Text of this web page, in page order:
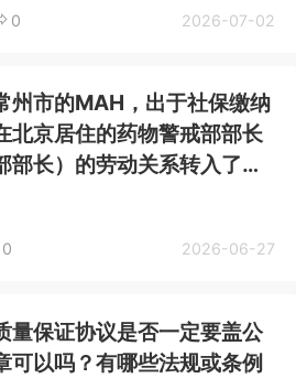
0 2026-07-02
州市的MAH，出于社保缴纳
北京居住的药物警戒部部长
部长）的劳动关系转入了北
公司，三方会签订【全职在
这种方式合规吗？如有问
？
0 2026-06-27
量保证协议是否一定要盖公
可以吗？有哪些法规或条例